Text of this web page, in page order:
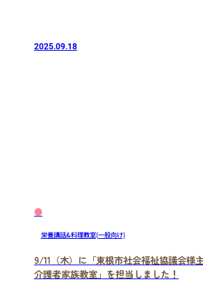
2025.09.18
●
栄養講話&料理教室(一般向け)
9/11（木）に「東根市社会福祉協議会様
介護者家族教室」を担当しました！